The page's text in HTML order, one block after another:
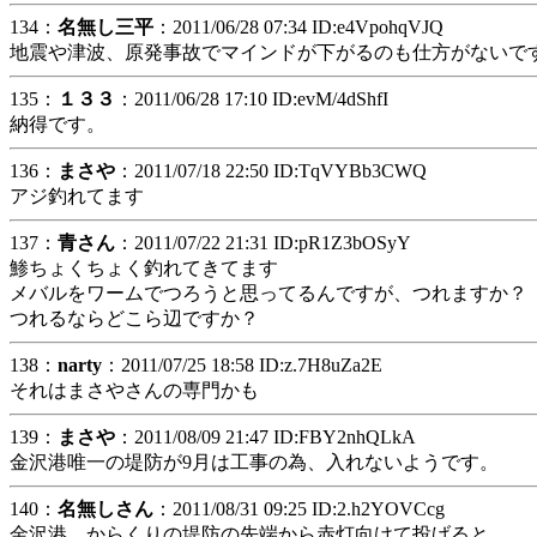
134： 名無し三平 ：2011/06/28 07:34 ID:e4VpohqVJQ
地震や津波、原発事故でマインドが下がるのも仕方がないで
135： １３３ ：2011/06/28 17:10 ID:evM/4dShfI
納得です。
136： まさや ：2011/07/18 22:50 ID:TqVYBb3CWQ
アジ釣れてます
137： 青さん ：2011/07/22 21:31 ID:pR1Z3bOSyY
鯵ちょくちょく釣れてきてます
メバルをワームでつろうと思ってるんですが、つれますか？
つれるならどこら辺ですか？
138： narty ：2011/07/25 18:58 ID:z.7H8uZa2E
それはまさやさんの専門かも
139： まさや ：2011/08/09 21:47 ID:FBY2nhQLkA
金沢港唯一の堤防が9月は工事の為、入れないようです。
140： 名無しさん ：2011/08/31 09:25 ID:2.h2YOVCcg